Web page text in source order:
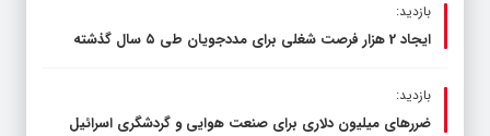
بازدید:
ایجاد 2 هزار فرصت شغلی برای مددجویان طی ۵ سال گذشته
بازدید:
ضررهای میلیون دلاری برای صنعت هوایی و گردشگری اسرائیل